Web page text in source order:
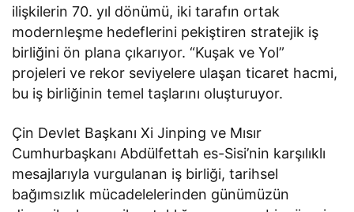
ilişkilerin 70. yıl dönümü, iki tarafın ortak
modernleşme hedeflerini pekiştiren stratejik iş
birliğini ön plana çıkarıyor. “Kuşak ve Yol”
projeleri ve rekor seviyelere ulaşan ticaret hacmi,
bu iş birliğinin temel taşlarını oluşturuyor.
Çin Devlet Başkanı Xi Jinping ve Mısır
Cumhurbaşkanı Abdülfettah es-Sisi’nin karşılıklı
mesajlarıyla vurgulanan iş birliği, tarihsel
bağımsızlık mücadelelerinden günümüzün